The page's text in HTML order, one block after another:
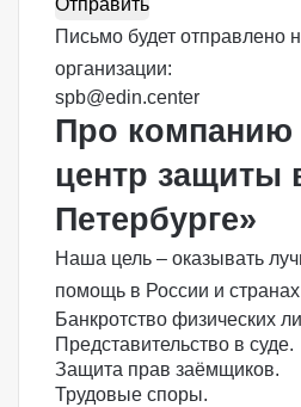
Письмо будет отправлено
организации:
spb@edin.center
Про
центр защиты
Петербурге»
Наша цель – оказывать
помощь в России и
Банкротство физических
Представительство в суде.
Защита прав заёмщиков.
Трудовые споры.